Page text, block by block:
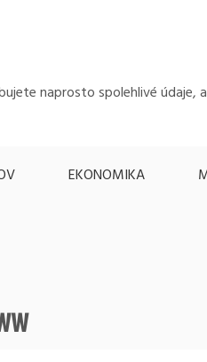
naprosto spolehlivé údaje,
EKONOMIKA